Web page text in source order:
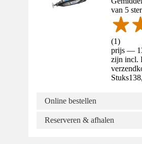
van 5
(1)
prijs —
zijn incl.
Stuks
Online bestellen
Reserveren & afhalen